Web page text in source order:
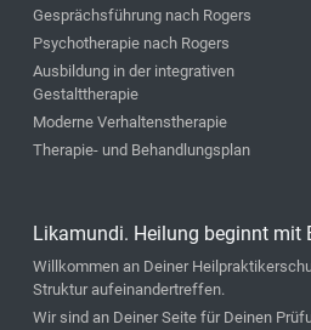
Gesprächsführung nach Rogers
Psychotherapie nach Rogers
Ausbildung in der integrativen
Gestalttherapie
Moderne Verhaltenstherapie
Therapie- und Behandlungsplan
Likamundi. Heilung beginnt mit
Willkommen an Deiner
Struktur aufeinandertreffen.
Wir sind an Deiner Seite für Deinen